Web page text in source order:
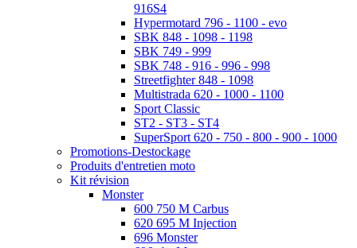
916S4
Hypermotard 796 - 1100 - evo
SBK 848 - 1098 - 1198
SBK 749 - 999
SBK 748 - 916 - 996 - 998
Streetfighter 848 - 1098
Multistrada 620 - 1000 - 1100
Sport Classic
ST2 - ST3 - ST4
SuperSport 620 - 750 - 800 - 900 - 1000
Promotions-Destockage
Produits d'entretien moto
Kit révision
Monster
600 750 M Carbus
620 695 M Injection
696 Monster